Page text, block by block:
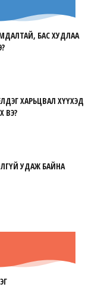
БАС ХУДЛАА
ХАРЬЦВАЛ ХҮҮХЭД
ВЭ?
УДАЖ БАЙНА